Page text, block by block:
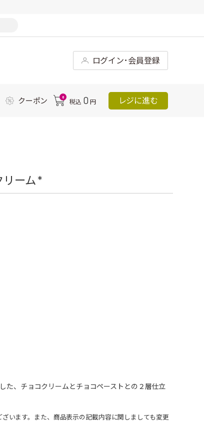
ログイン･会員登録
クーポン 0
税込 0 円 レジに進む
ーム *
た、チョコクリームとチョコペーストとの２層仕立
います。また、商品表示の記載内容に関しましても変更